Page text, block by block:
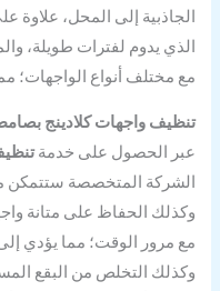
الجاذبية إلى المحل، علاوة
الذي يدوم لفترات طويلة،
مع مختلف أنواع الواجهات؛
تنظيف واجهات كلادينج
عبر الحصول على خدمة
الشركة المتخصصة ستتمكن
وكذلك الحفاظ على متانة
مع مرور الوقت؛ مما يؤدي
وكذلك التخلص من البقع